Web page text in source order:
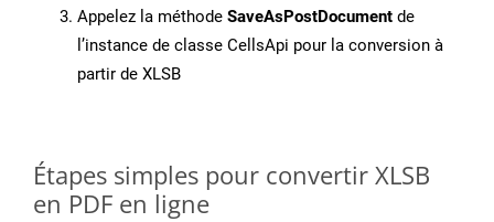
Appelez la méthode SaveAsPostDocument de
l’instance de classe CellsApi pour la conversion à
partir de XLSB
Étapes simples pour convertir XLSB
en PDF en ligne